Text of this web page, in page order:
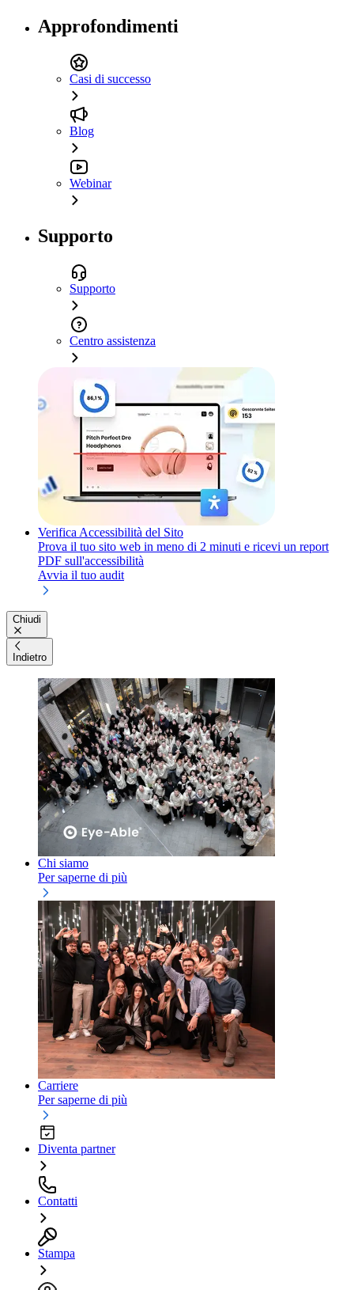
Approfondimenti
Casi di successo
Blog
Webinar
Supporto
Supporto
Centro assistenza
Verifica Accessibilità del Sito
Prova il tuo sito web in meno di 2 minuti e ricevi un report
PDF sull'accessibilità
Avvia il tuo audit
Chiudi
Indietro
Chi siamo
Per saperne di più
Carriere
Per saperne di più
Diventa partner
Contatti
Stampa